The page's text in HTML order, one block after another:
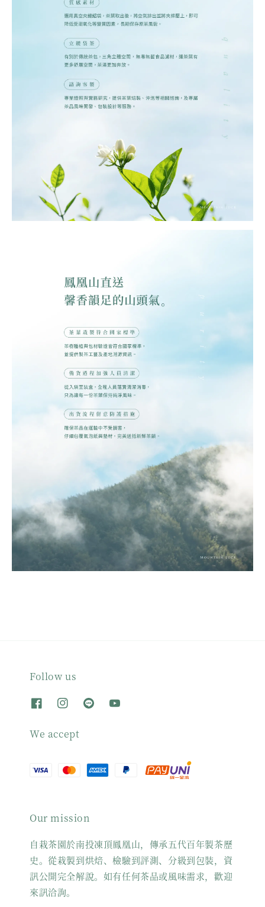
Follow us
We accept
Our mission
自栽茶園於南投凍頂鳳凰山，傳承五代百年製茶歷
史。從栽製到烘焙、檢驗到評測、分級到包裝，資
訊公開完全解說。如有任何茶品或風味需求，歡迎
來訊洽詢。